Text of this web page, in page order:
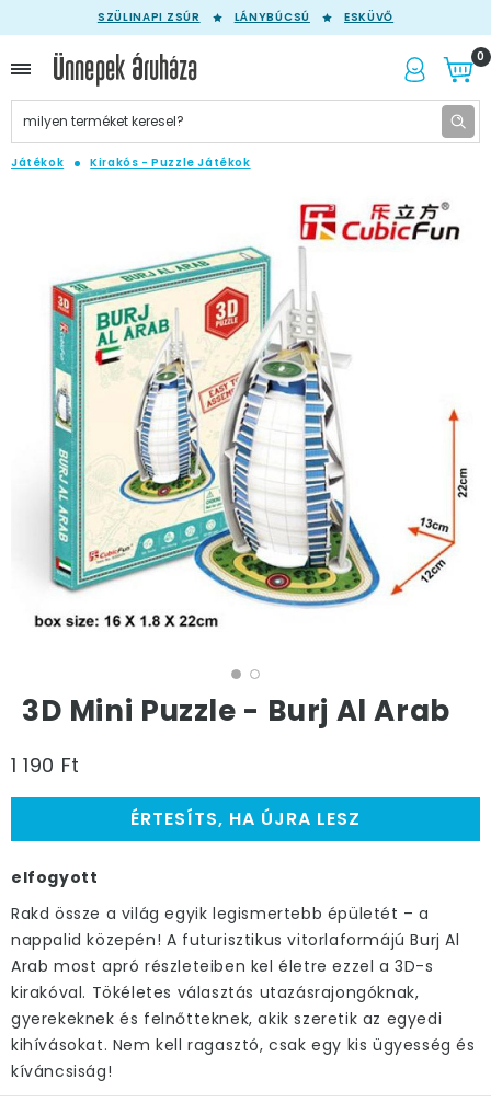
SZÜLINAPI ZSÚR LÁNYBÚCSÚ ESKÜVŐ
0
Játékok Kirakós - Puzzle Játékok
3D Mini Puzzle - Burj Al Arab
1 190 Ft
ÉRTESÍTS, HA ÚJRA LESZ
elfogyott
Rakd össze a világ egyik legismertebb épületét – a
nappalid közepén! A futurisztikus vitorlaformájú Burj Al
Arab most apró részleteiben kel életre ezzel a 3D-s
kirakóval. Tökéletes választás utazásrajongóknak,
gyerekeknek és felnőtteknek, akik szeretik az egyedi
kihívásokat. Nem kell ragasztó, csak egy kis ügyesség és
kíváncsiság!